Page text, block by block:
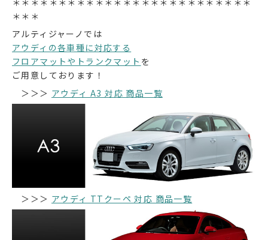
＊＊＊
アルティジャーノでは
アウディの各車種に対応する
フロアマットやトランクマット を
ご用意しております！
＞＞＞ アウディ A3 対応 商品一覧
＞＞＞ アウディ TTクーペ 対応 商品一覧